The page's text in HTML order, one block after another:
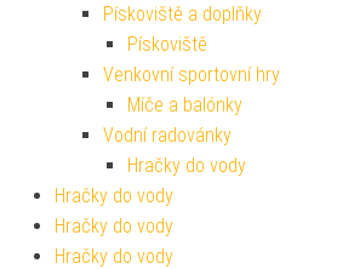
Pískoviště a doplňky
Pískoviště
Venkovní sportovní hry
Míče a balónky
Vodní radovánky
Hračky do vody
Hračky do vody
Hračky do vody
Hračky do vody